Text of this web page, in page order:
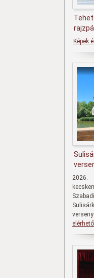
Képek
2026.